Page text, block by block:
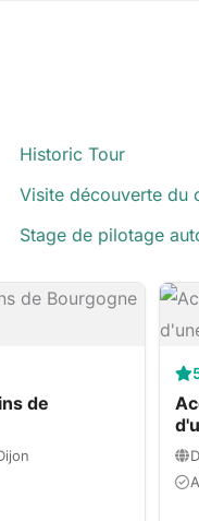
Historic Tour
Visite découverte du
Stage de pilotage
de